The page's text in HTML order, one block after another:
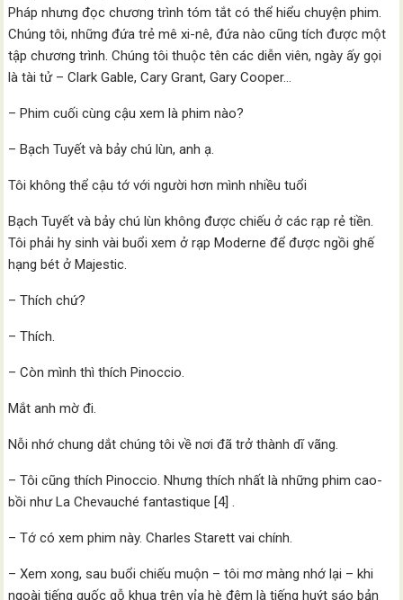
Pháp nhưng đọc chương trình tóm tắt có thể hiểu chuyện phim.
Chúng tôi, những đứa trẻ mê xi-nê, đứa nào cũng tích được một
tập chương trình. Chúng tôi thuộc tên các diễn viên, ngày ấy gọi
là tài tử – Clark Gable, Cary Grant, Gary Cooper…
– Phim cuối cùng cậu xem là phim nào?
– Bạch Tuyết và bảy chú lùn, anh ạ.
Tôi không thể cậu tớ với người hơn mình nhiều tuổi
Bạch Tuyết và bảy chú lùn không được chiếu ở các rạp rẻ tiền.
Tôi phải hy sinh vài buổi xem ở rạp Moderne để được ngồi ghế
hạng bét ở Majestic.
– Thích chứ?
– Thích.
– Còn mình thì thích Pinoccio.
Mắt anh mờ đi.
Nỗi nhớ chung dắt chúng tôi về nơi đã trở thành dĩ vãng.
– Tôi cũng thích Pinoccio. Nhưng thích nhất là những phim cao-
bồi như La Chevauché fantastique [4] .
– Tớ có xem phim này. Charles Starett vai chính.
– Xem xong, sau buổi chiếu muộn – tôi mơ màng nhớ lại – khi
ngoài tiếng guốc gỗ khua trên vỉa hè đêm là tiếng huýt sáo bản